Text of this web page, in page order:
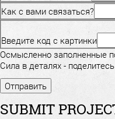
Как с вами связаться?
Введите код с картинки
Осмысленно заполненные
Сила в деталях -
SUBMIT